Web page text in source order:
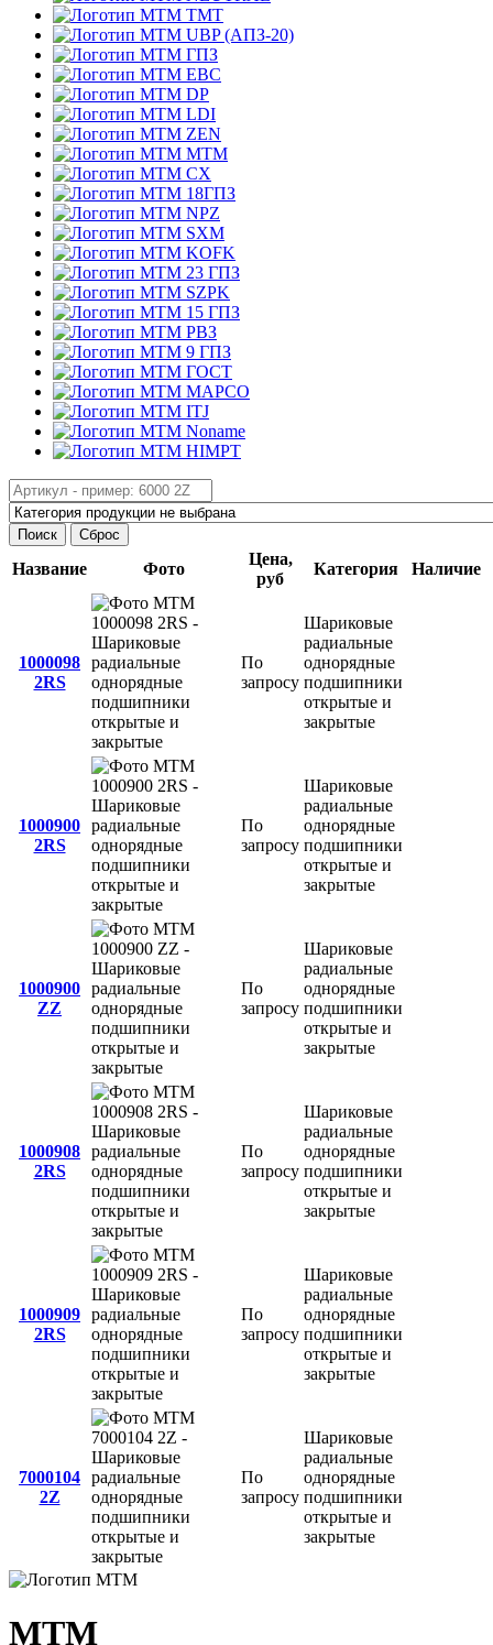
TMT
UBP (АПЗ-20)
ГПЗ
EBC
DP
LDI
ZEN
MTM
CX
18ГПЗ
NPZ
SXM
KOFK
23 ГПЗ
SZPK
15 ГПЗ
РВЗ
9 ГПЗ
ГОСТ
MAPCO
ITJ
Noname
HIMPT
Поиск Сброс
Название Фото
Цена,
руб
Категория Наличие
1000098
2RS
По
запросу
Шариковые
радиальные
однорядные
подшипники
открытые и
закрытые
1000900
2RS
По
запросу
Шариковые
радиальные
однорядные
подшипники
открытые и
закрытые
1000900
ZZ
По
запросу
Шариковые
радиальные
однорядные
подшипники
открытые и
закрытые
1000908
2RS
По
запросу
Шариковые
радиальные
однорядные
подшипники
открытые и
закрытые
1000909
2RS
По
запросу
Шариковые
радиальные
однорядные
подшипники
открытые и
закрытые
7000104
2Z
По
запросу
Шариковые
радиальные
однорядные
подшипники
открытые и
закрытые
MTM